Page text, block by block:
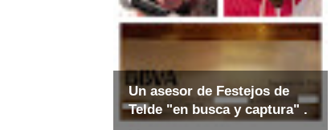
Un asesor de Festejos de
Telde "en busca y captura" .